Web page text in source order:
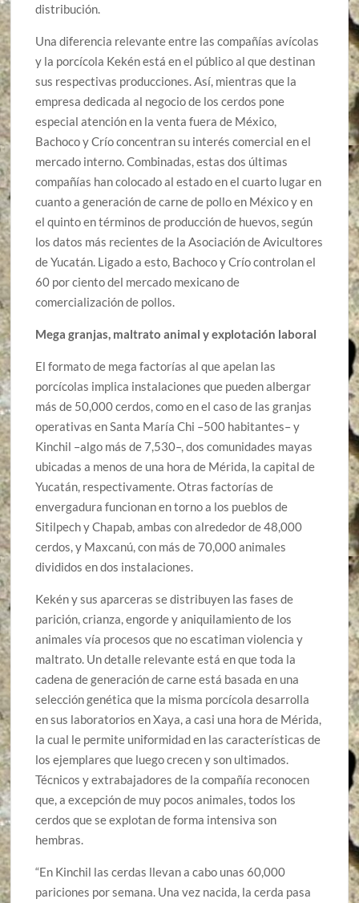
distribución.
Una diferencia relevante entre las compañías avícolas
y la porcícola Kekén está en el público al que destinan
sus respectivas producciones. Así, mientras que la
empresa dedicada al negocio de los cerdos pone
especial atención en la venta fuera de México,
Bachoco y Crío concentran su interés comercial en el
mercado interno. Combinadas, estas dos últimas
compañías han colocado al estado en el cuarto lugar en
cuanto a generación de carne de pollo en México y en
el quinto en términos de producción de huevos, según
los datos más recientes de la Asociación de Avicultores
de Yucatán. Ligado a esto, Bachoco y Crío controlan el
60 por ciento del mercado mexicano de
comercialización de pollos.
Mega granjas, maltrato animal y explotación laboral
El formato de mega factorías al que apelan las
porcícolas implica instalaciones que pueden albergar
más de 50,000 cerdos, como en el caso de las granjas
operativas en Santa María Chi –500 habitantes– y
Kinchil –algo más de 7,530–, dos comunidades mayas
ubicadas a menos de una hora de Mérida, la capital de
Yucatán, respectivamente. Otras factorías de
envergadura funcionan en torno a los pueblos de
Sitilpech y Chapab, ambas con alrededor de 48,000
cerdos, y Maxcanú, con más de 70,000 animales
divididos en dos instalaciones.
Kekén y sus aparceras se distribuyen las fases de
parición, crianza, engorde y aniquilamiento de los
animales vía procesos que no escatiman violencia y
maltrato. Un detalle relevante está en que toda la
cadena de generación de carne está basada en una
selección genética que la misma porcícola desarrolla
en sus laboratorios en Xaya, a casi una hora de Mérida,
la cual le permite uniformidad en las características de
los ejemplares que luego crecen y son ultimados.
Técnicos y extrabajadores de la compañía reconocen
que, a excepción de muy pocos animales, todos los
cerdos que se explotan de forma intensiva son
hembras.
“En Kinchil las cerdas llevan a cabo unas 60,000
pariciones por semana. Una vez nacida, la cerda pasa